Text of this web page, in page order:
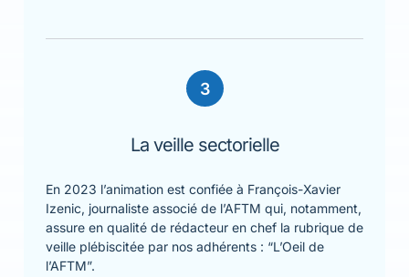
3
La veille sectorielle
En 2023 l’animation est confiée à François-Xavier
Izenic, journaliste associé de l’AFTM qui, notamment,
assure en qualité de rédacteur en chef la rubrique de
veille plébiscitée par nos adhérents : “L’Oeil de
l’AFTM”.